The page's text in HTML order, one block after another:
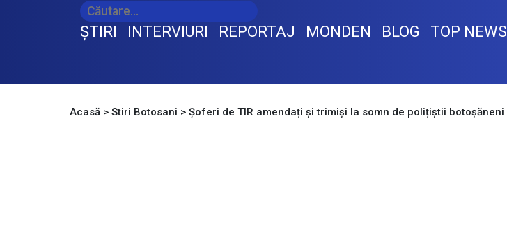
ŞTIRI INTERVIURI REPORTAJ MONDEN BLOG TOP NEWS
Acasă > Stiri Botosani > Șoferi de TIR amendați și trimiși la somn de polițiștii botoșăneni